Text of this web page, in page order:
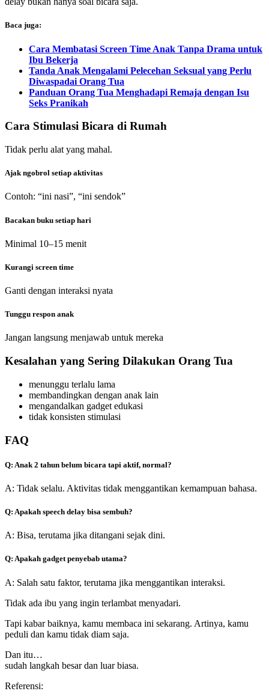
Baca juga:
Cara Membatasi Screen Time Anak Tanpa Drama untuk
Ibu Bekerja
Tanda Anak Mengalami Pelecehan Seksual yang Perlu
Diwaspadai Orang Tua
Panduan Orang Tua Menghadapi Remaja dengan Isu
Seks Pranikah
Cara Stimulasi Bicara di Rumah
Tidak perlu alat yang mahal.
Ajak ngobrol setiap aktivitas
Contoh: “ini nasi”, “ini sendok”
Bacakan buku setiap hari
Minimal 10–15 menit
Kurangi screen time
Ganti dengan interaksi nyata
Tunggu respon anak
Jangan langsung menjawab untuk mereka
Kesalahan yang Sering Dilakukan Orang Tua
menunggu terlalu lama
membandingkan dengan anak lain
mengandalkan gadget edukasi
tidak konsisten stimulasi
FAQ
Q: Anak 2 tahun belum bicara tapi aktif, normal?
A: Tidak selalu. Aktivitas tidak menggantikan kemampuan bahasa.
Q: Apakah speech delay bisa sembuh?
A: Bisa, terutama jika ditangani sejak dini.
Q: Apakah gadget penyebab utama?
A: Salah satu faktor, terutama jika menggantikan interaksi.
Tidak ada ibu yang ingin terlambat menyadari.
Tapi kabar baiknya, kamu membaca ini sekarang. Artinya, kamu
peduli dan kamu tidak diam saja.
Dan itu…
sudah langkah besar dan luar biasa.
Referensi: